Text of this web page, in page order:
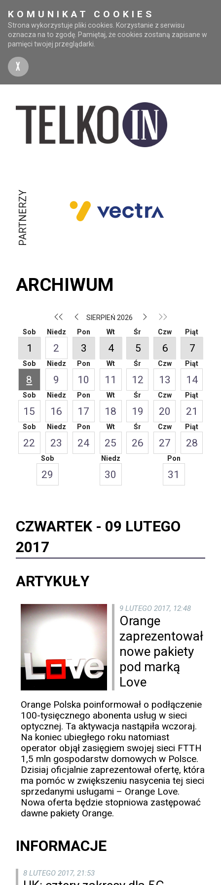
KOMUNIKAT COOKIES
Strona wykorzystuje pliki cookies. Korzystanie z serwisu
oznacza na to zgodę. Pamiętaj, że cookies zostaną zapisane w
pamięci twojej przeglądarki.
X
PARTNERZY
ARCHIWUM
SIERPIEŃ 2026
Sob
1
Niedz
2
Pon
3
Wt
4
Śr
5
Czw
6
Piąt
7
Sob
8
Niedz
9
Pon
10
Wt
11
Śr
12
Czw
13
Piąt
14
Sob
15
Niedz
16
Pon
17
Wt
18
Śr
19
Czw
20
Piąt
21
Sob
22
Niedz
23
Pon
24
Wt
25
Śr
26
Czw
27
Piąt
28
Sob
29
Niedz
30
Pon
31
CZWARTEK - 09 LUTEGO
2017
ARTYKUŁY
9 LUTEGO 2017, 12:48
Orange
zaprezentował
nowe pakiety
pod marką
Love
Orange Polska poinformował o podłączenie
100-tysięcznego abonenta usług w sieci
optycznej. Ta aktywacja nastąpiła wczoraj.
Na koniec ubiegłego roku natomiast
operator objął zasięgiem swojej sieci FTTH
1,5 mln gospodarstw domowych w Polsce.
Dzisiaj oficjalnie zaprezentował ofertę, która
ma pomóc w zwiększeniu nasycenia tej sieci
sprzedanymi usługami – Orange Love.
Nowa oferta będzie stopniowa zastępować
dawne pakiety Orange.
INFORMACJE
8 LUTEGO 2017, 21:53